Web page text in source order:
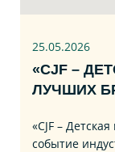
25.05.2026
«CJF –
ЛУЧШИХ
«CJF –
событие